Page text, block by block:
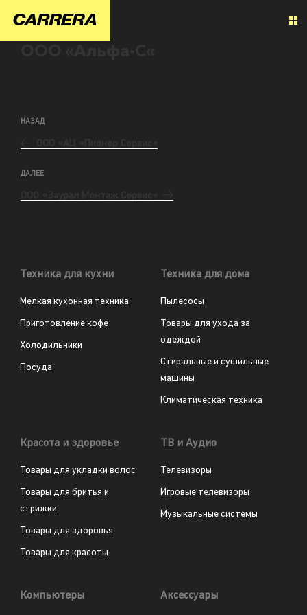
НАЗАД
ДАЛЕЕ
Техника для кухни
Мелкая кухонная техника
Приготовление кофе
Холодильники
Посуда
Техника для дома
Пылесосы
Товары для ухода за
одеждой
Стиральные и сушильные
машины
Климатическая техника
Красота и здоровье
Товары для укладки волос
Товары для бритья и
стрижки
Товары для здоровья
Товары для красоты
ТВ и Аудио
Телевизоры
Игровые телевизоры
Музыкальные системы
Компьютеры Аксессуары